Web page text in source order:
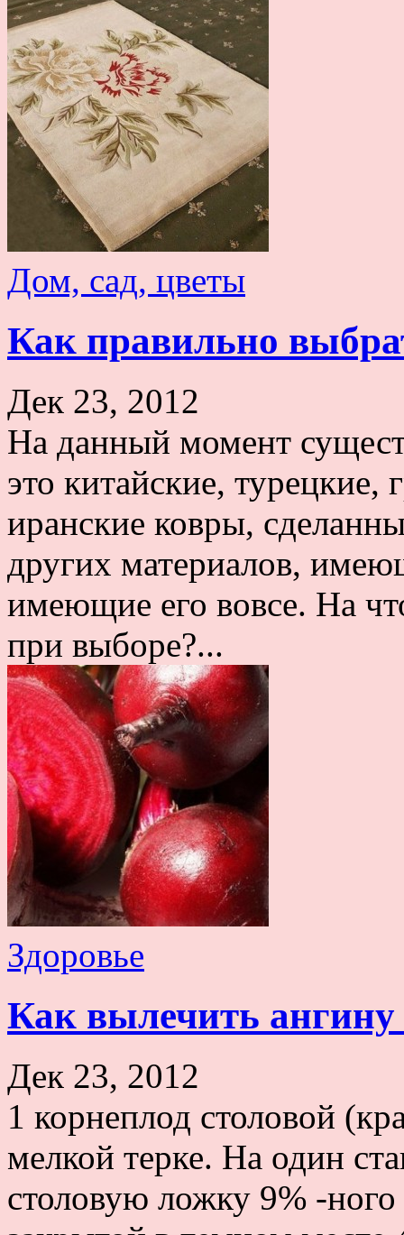
Дом, сад, цветы
Как правильно
Дек 23, 2012
На данный момент
это китайские, турецкие,
иранские ковры,
других материалов,
имеющие его вовсе. На
при выборе?...
Здоровье
Как вылечить ангину
Дек 23, 2012
1 корнеплод столовой
мелкой терке. На один
столовую ложку 9% -